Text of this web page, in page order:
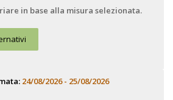
in base alla misura selezionata.
24/08/2026 - 25/08/2026